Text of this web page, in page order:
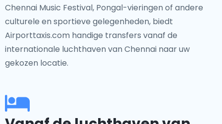
Chennai Music Festival, Pongal-vieringen of andere
culturele en sportieve gelegenheden, biedt
Airporttaxis.com handige transfers vanaf de
internationale luchthaven van Chennai naar uw
gekozen locatie.